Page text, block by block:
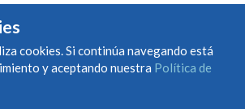
2018-2023
cookies. Si continúa navegando está
y aceptando nuestra Política de